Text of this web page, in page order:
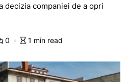
gr
m
s
g
je
z
decizia companiei de a opri
0 1 min read